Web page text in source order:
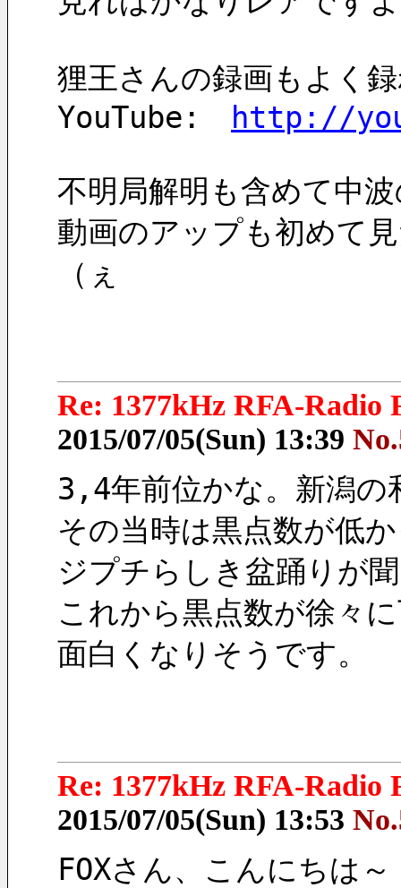
狸王さんの録画もよく
YouTube:
http://
不明局解明も含めて中
動画のアップも初めて
（ぇ
Re: 1377kHz RFA-Radio
2015/07/05(Sun) 13:39
3,4年前位かな。新潟の
その当時は黒点数が低
ジプチらしき盆踊りが
これから黒点数が徐々
面白くなりそうです。
Re: 1377kHz RFA-Radio
2015/07/05(Sun) 13:53
FOXさん、こんにちは